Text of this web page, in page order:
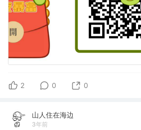
2 0 0
山人住在海边
3年前